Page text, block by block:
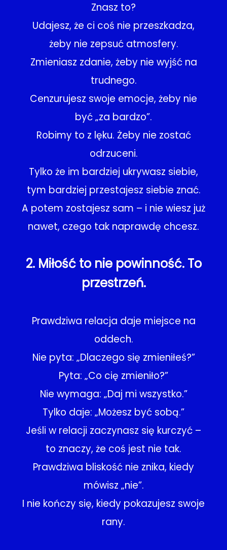
Znasz to?
Udajesz, że ci coś nie przeszkadza,
żeby nie zepsuć atmosfery.
Zmieniasz zdanie, żeby nie wyjść na
trudnego.
Cenzurujesz swoje emocje, żeby nie
być „za bardzo”.
Robimy to z lęku. Żeby nie zostać
odrzuceni.
Tylko że im bardziej ukrywasz siebie,
tym bardziej przestajesz siebie znać.
A potem zostajesz sam – i nie wiesz już
nawet, czego tak naprawdę chcesz.
2. Miłość to nie powinność. To
przestrzeń.
Prawdziwa relacja daje miejsce na
oddech.
Nie pyta: „Dlaczego się zmieniłeś?”
Pyta: „Co cię zmieniło?”
Nie wymaga: „Daj mi wszystko.”
Tylko daje: „Możesz być sobą.”
Jeśli w relacji zaczynasz się kurczyć –
to znaczy, że coś jest nie tak.
Prawdziwa bliskość nie znika, kiedy
mówisz „nie”.
I nie kończy się, kiedy pokazujesz swoje
rany.